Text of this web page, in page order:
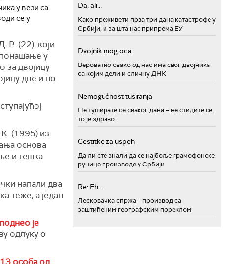
у вези са
се у
Р. (22), који
у
за двојицу
две и по
(1995) из
основа
и тешка
напали два
теже, а један
је
одлуку о
особа од
Da, ali...
Како преживети прва три дана катастрофе у
Србији, и за шта нас припрема ЕУ
Dvojnik mog oca
Вероватно свако од нас има свог двојника
са којим дели и сличну ДНК
Nemogućnost tusiranja
Не туширате се сваког дана – не стидите се,
то је здраво
Cestitke za uspeh
Да ли сте знали да се најбоље грамофонске
ручице производе у Србији
Re: Eh...
Лесковачка спржа – производ са
заштићеним географским пореклом